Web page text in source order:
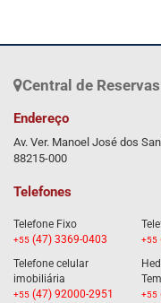
Central de Reservas
Endereço
Av. Ver. Manoel José dos
88215-000
Telefones
Telefone Fixo
+55 (47) 3369-0403 +55
Telefone celular
imobiliária
+55 (47) 92000-2951 +55